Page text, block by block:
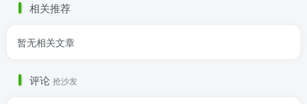
相关推荐
暂无相关文章
评论 抢沙发